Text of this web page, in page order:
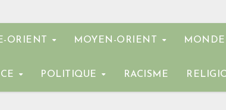
ORIENT MOYEN-ORIENT MONDE
POLITIQUE RACISME